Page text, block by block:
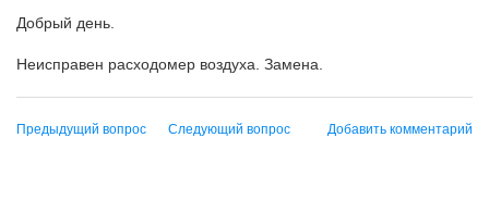
Добрый день.
Неисправен расходомер воздуха. Замена.
Предыдущий вопрос Следующий вопрос Добавить комментарий